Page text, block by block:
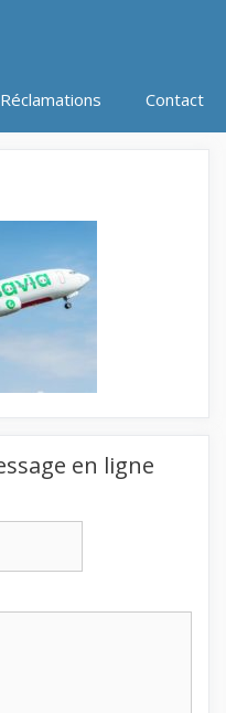
Réclamations Contact
en ligne